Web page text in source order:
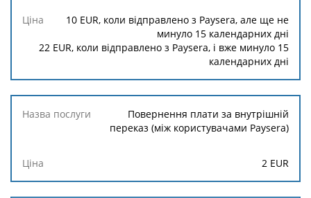
10 EUR, коли відправлено з Paysera, але ще не
минуло 15 календарних дні
22 EUR, коли відправлено з Paysera, і вже минуло 15
календарних дні
Повернення плати за внутрішній
переказ (між користувачами Paysera)
2 EUR